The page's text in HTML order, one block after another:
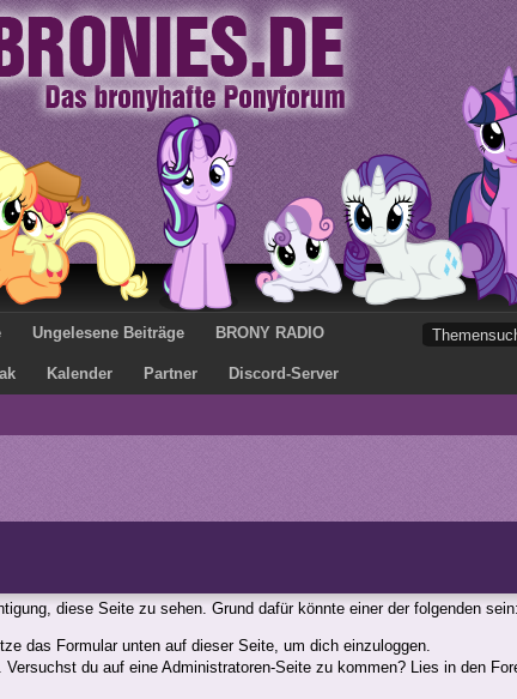
Ungelesene Beiträge BRONY RADIO
Kalender Partner Discord-Server
diese Seite zu sehen. Grund dafür könnte einer der folgenden sein:
das Formular unten auf dieser Seite, um dich einzuloggen.
du auf eine Administratoren-Seite zu kommen? Lies in den